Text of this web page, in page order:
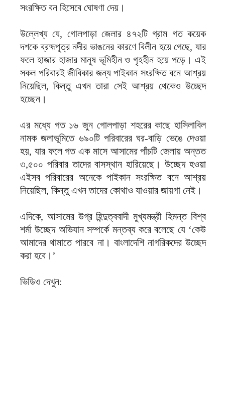
সংরক্ষিত বন হিসেবে ঘোষণা দেয়।
উল্লেখ্য যে, গোলপাড়া জেলার ৪৭২টি গ্রাম গত কয়েক
দশকে ব্রহ্মপুত্র নদীর ভাঙনের কারণে বিলীন হয়ে গেছে, যার
ফলে হাজার হাজার মানুষ ভূমিহীন ও গৃহহীন হয়ে পড়ে। এই
সকল পরিবারই জীবিকার জন্য পাইকান সংরক্ষিত বনে আশ্রয়
নিয়েছিল, কিন্তু এখন তারা সেই আশ্রয় থেকেও উচ্ছেদ
হচ্ছেন।
এর মধ্যে গত ১৬ জুন গোলপাড়া শহরের কাছে হাসিলাবিল
নামক জলাভূমিতে ৬৯০টি পরিবারের ঘর-বাড়ি ভেঙে দেওয়া
হয়, যার ফলে গত এক মাসে আসামের পাঁচটি জেলায় অন্তত
৩,৫০০ পরিবার তাদের বাসস্থান হারিয়েছে। উচ্ছেদ হওয়া
এইসব পরিবারের অনেকে পাইকান সংরক্ষিত বনে আশ্রয়
নিয়েছিল, কিন্তু এখন তাদের কোথাও যাওয়ার জায়গা নেই।
এদিকে, আসামের উগ্র হিন্দুত্ববাদী মুখ্যমন্ত্রী হিমন্ত বিশ্ব
শর্মা উচ্ছেদ অভিযান সম্পর্কে মন্তব্য করে বলেছে যে ‘কেউ
আমাদের থামাতে পারবে না। বাংলাদেশি নাগরিকদের উচ্ছেদ
করা হবে।’
ভিডিও দেখুন: